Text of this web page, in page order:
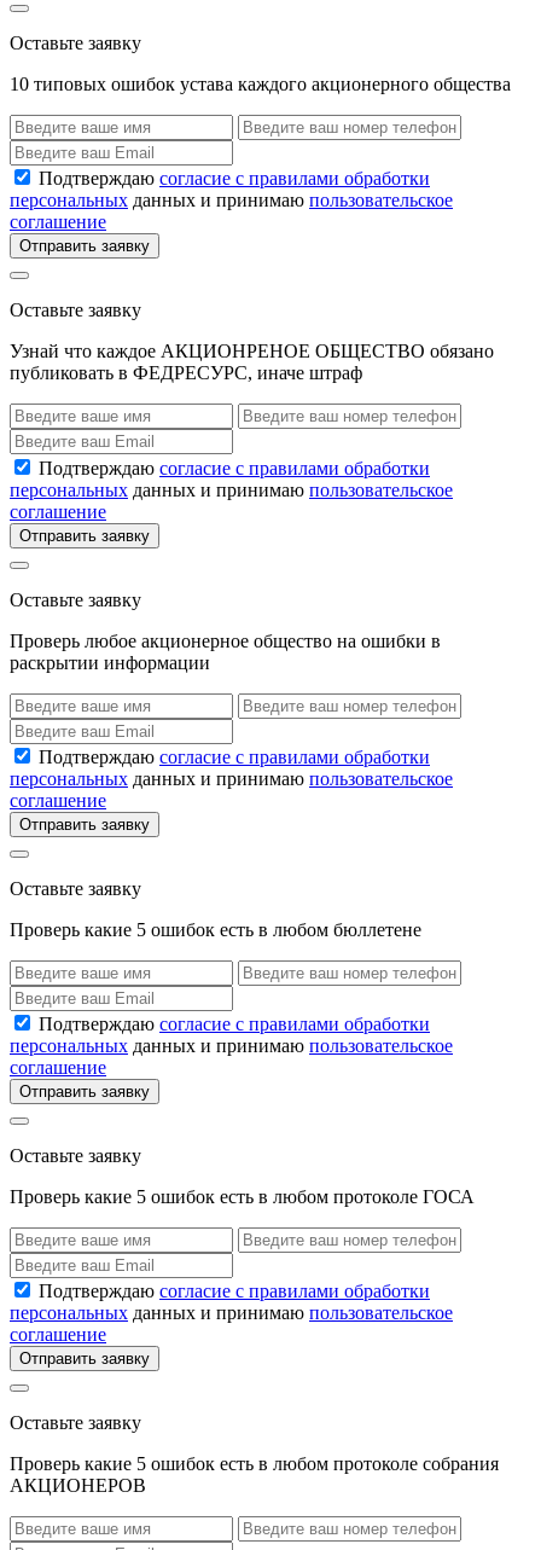
Оставьте заявку
10 типовых ошибок устава каждого акционерного общества
Подтверждаю согласие с правилами обработки
персональных данных и принимаю пользовательское
соглашение
Отправить заявку
Оставьте заявку
Узнай что каждое АКЦИОНРЕНОЕ ОБЩЕСТВО обязано
публиковать в ФЕДРЕСУРС, иначе штраф
Подтверждаю согласие с правилами обработки
персональных данных и принимаю пользовательское
соглашение
Отправить заявку
Оставьте заявку
Проверь любое акционерное общество на ошибки в
раскрытии информации
Подтверждаю согласие с правилами обработки
персональных данных и принимаю пользовательское
соглашение
Отправить заявку
Оставьте заявку
Проверь какие 5 ошибок есть в любом бюллетене
Подтверждаю согласие с правилами обработки
персональных данных и принимаю пользовательское
соглашение
Отправить заявку
Оставьте заявку
Проверь какие 5 ошибок есть в любом протоколе ГОСА
Подтверждаю согласие с правилами обработки
персональных данных и принимаю пользовательское
соглашение
Отправить заявку
Оставьте заявку
Проверь какие 5 ошибок есть в любом протоколе собрания
АКЦИОНЕРОВ